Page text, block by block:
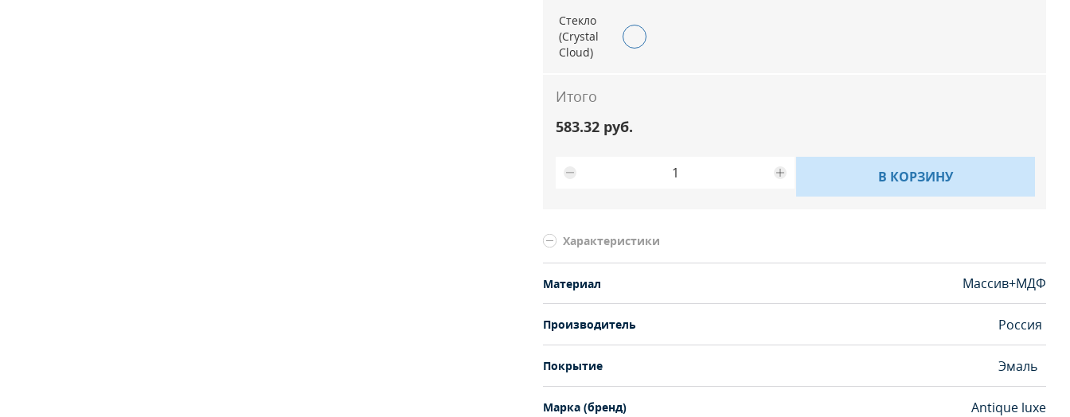
Стекло
(Crystal
Cloud)
Итого
583.32 руб.
В КОРЗИНУ
Характеристики
Материал Массив+МДФ
Производитель Россия
Покрытие Эмаль
Марка (бренд) Antique luxe